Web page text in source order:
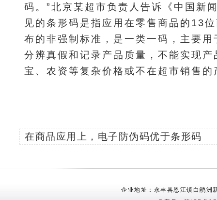
码。”北京某超市负责人告诉《中国新
见的条形码是指应用在零售商品的13
布的非强制标准，是一类一码，主要
分辨真假和记录产品质量，不能实现
宝、农资等复杂价格或不在超市销售的
在商品应用上，电子防伪码优于条形码
企业地址：永丰县恩江镇白鹇